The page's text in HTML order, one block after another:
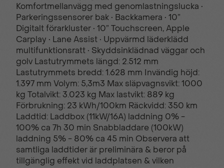
LED-belysning i
lastutrymmet
Parkeringssensor bak
Passagerarsoffa med
lastningslucka
Skyddsinklädnad
väggar & golv
Trafikskyltsavläsning
Uppvärmd
multifunktionsratt
Komfortmellanvägg med genomlastningslucka •
Parkeringssensorer bak • Backkamera • 10”
Digitalt förarkluster • 10” Touchscreen, Apple
Carplay • Lane Assist • Uppvärmd läderklädd
multifunktionsratt • Skyddsinklädnad väggar och
golv Lastutrymmets längd: 2.512 mm
Lastutrymmets bredd: 1.628 mm Invändig höjd:
1.397 mm Volym: 5,3m3 Max släpvagnsvikt: 1000
kg Totalvikt: 3.023 kg Max lastvikt: 889 kg
Förbrukning: 23 kWh/100km Räckvidd: 350 km
Laddtid: Laddbox (11kW/16A) laddning 0% -
100% ca 7h 30 min Snabbladdare (100kW)
laddning 5% - 80% ca 45 min Observera att
samtliga laddtider är preliminära & beror på
tillgänglig effekt vid laddplatsen & vilken